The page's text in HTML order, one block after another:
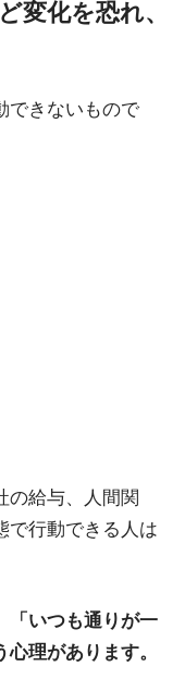
変化を恐れ、
できないもので
の給与、人間関
で行動できる人は
「いつも通りが一
理があります。